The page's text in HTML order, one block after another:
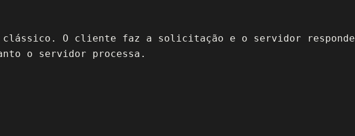
clássico. O cliente faz a solicitação e o servidor
o servidor processa.